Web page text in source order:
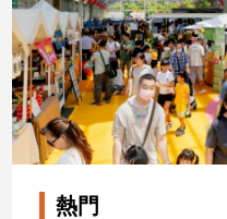
區
【我
的
觀
點】
熱門